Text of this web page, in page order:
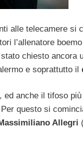
alle telecamere si
l’allenatore
chiesto ancora
e soprattutto il
anche il tifoso
questo si
Allegri